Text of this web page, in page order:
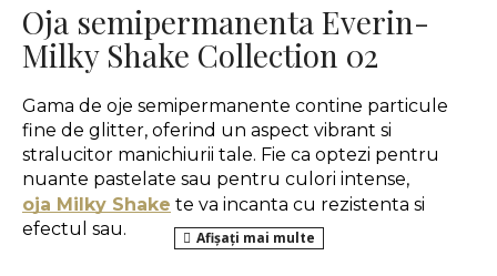
Oja semipermanenta Everin-
Milky Shake Collection 02
Gama de oje semipermanente contine particule
fine de glitter, oferind un aspect vibrant si
stralucitor manichiurii tale. Fie ca optezi pentru
nuante pastelate sau pentru culori intense,
oja Milky Shake te va incanta cu rezistenta si
efectul sau.